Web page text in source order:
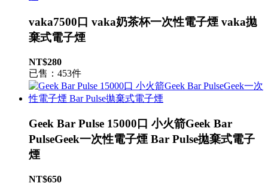
vaka7500口 vaka奶茶杯一次性電子煙 vaka拋
棄式電子煙
NT$280
已售：453件
Geek Bar Pulse 15000口 小火箭Geek Bar
PulseGeek一次性電子煙 Bar Pulse拋棄式電子
煙
NT$650